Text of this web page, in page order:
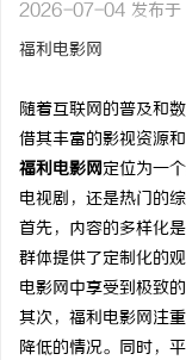
2026-07-04 发布于
福利电影网
随着互联网的普及和
借其丰富的影视资源
福利电影网定位为一
电视剧，还是热门的
首先，内容的多样化
群体提供了定制化的
电影网中享受到极致的
其次，福利电影网注
降低的情况。同时，